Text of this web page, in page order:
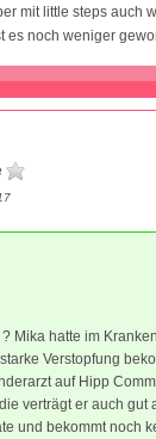
mit little steps auch
es noch weniger
Mika hatte im
Verstopfung
auf Hipp
verträgt er auch gut
und bekommt noch